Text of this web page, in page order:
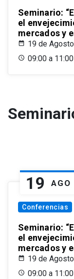
Seminario:
el
mercados y
19 de
09:00 a
19 AGO
Conferencias
Seminario:
el
mercados y
19 de
09:00 a 11:00